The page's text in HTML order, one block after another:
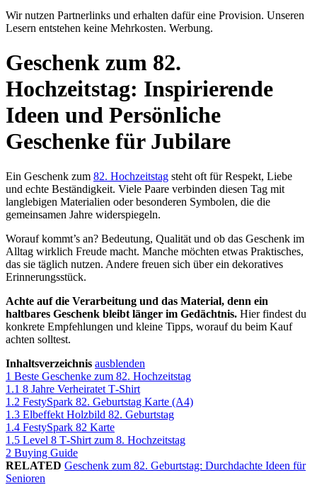
Wir nutzen Partnerlinks und erhalten dafür eine Provision. Unseren
Lesern entstehen keine Mehrkosten. Werbung.
Geschenk zum 82.
Hochzeitstag: Inspirierende
Ideen und Persönliche
Geschenke für Jubilare
Ein Geschenk zum 82. Hochzeitstag steht oft für Respekt, Liebe
und echte Beständigkeit. Viele Paare verbinden diesen Tag mit
langlebigen Materialien oder besonderen Symbolen, die die
gemeinsamen Jahre widerspiegeln.
Worauf kommt’s an? Bedeutung, Qualität und ob das Geschenk im
Alltag wirklich Freude macht. Manche möchten etwas Praktisches,
das sie täglich nutzen. Andere freuen sich über ein dekoratives
Erinnerungsstück.
Achte auf die Verarbeitung und das Material, denn ein
haltbares Geschenk bleibt länger im Gedächtnis. Hier findest du
konkrete Empfehlungen und kleine Tipps, worauf du beim Kauf
achten solltest.
Inhaltsverzeichnis ausblenden
1 Beste Geschenke zum 82. Hochzeitstag
1.1 8 Jahre Verheiratet T‑Shirt
1.2 FestySpark 82. Geburtstag Karte (A4)
1.3 Elbeffekt Holzbild 82. Geburtstag
1.4 FestySpark 82 Karte
1.5 Level 8 T‑Shirt zum 8. Hochzeitstag
2 Buying Guide
RELATED Geschenk zum 82. Geburtstag: Durchdachte Ideen für
Senioren